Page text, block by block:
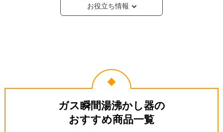
お役立ち情報
ガス瞬間湯沸かし器の
おすすめ商品一覧